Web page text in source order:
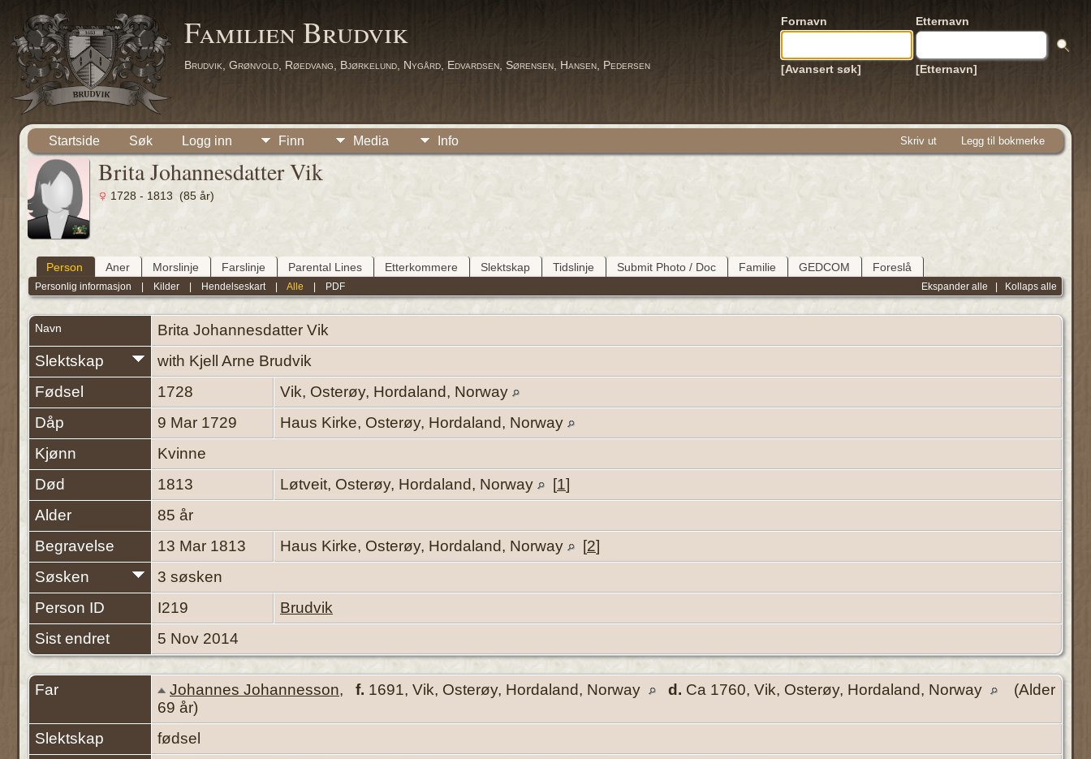
Familien Brudvik
Brudvik, Grønvold, Røedvang, Bjørkelund, Nygård, Edvardsen, Sørensen, Hansen, Pedersen
Fornavn Etternavn
[Avansert søk] [Etternavn]
Startside Søk Logg inn Finn Media Info Skriv ut Legg til bokmerke
Brita Johannesdatter Vik
1728 - 1813 (85 år)
Person Aner Morslinje Farslinje Parental Lines Etterkommere Slektskap Tidslinje Submit Photo / Doc Familie GEDCOM Foreslå
Ekspander alle | Kollaps alle
Personlig informasjon | Kilder | Hendelseskart |Alle | PDF
Navn Brita Johannesdatter Vik
Slektskap
with Kjell Arne Brudvik
Fødsel
1728
Vik, Osterøy, Hordaland, Norway
Dåp
9 Mar 1729
Haus Kirke, Osterøy, Hordaland, Norway
Kjønn
Kvinne
Død
1813 Løtveit, Osterøy, Hordaland, Norway [1]
Alder
85 år
Begravelse
13 Mar 1813 Haus Kirke, Osterøy, Hordaland, Norway [2]
Søsken
3 søsken
Person ID
I219
Brudvik
Sist endret
5 Nov 2014
Far Johannes Johannesson, f. 1691, Vik, Osterøy, Hordaland, Norway d. Ca 1760, Vik, Osterøy, Hordaland, Norway
(Alder
69 år)
Slektskap
fødsel